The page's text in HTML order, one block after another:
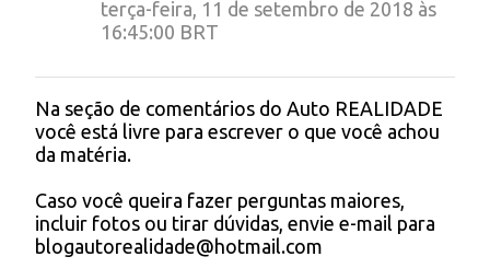
terça-feira, 11 de setembro de 2018 às
16:45:00 BRT
P
o
s
a
r
u
Na seção de comentários do Auto REALIDADE
você está livre para escrever o que você achou
da matéria.
Caso você queira fazer perguntas maiores,
incluir fotos ou tirar dúvidas, envie e-mail para
blogautorealidade@hotmail.com